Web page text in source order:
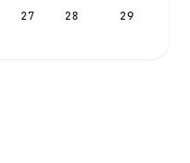
27 28
29